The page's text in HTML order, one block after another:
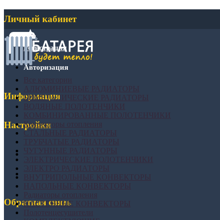
Личный кабинет
Регистрация
Авторизация
Информация
Настройки
Обратная связь
БИМЕТАЛИЧЕСКИЕ РАДИАТОРЫ
Конвекторы отопления
СТАЛЬНЫЕ РАДИАТОРЫ
НАСТЕННЫЕ КОНВЕКТОРЫ